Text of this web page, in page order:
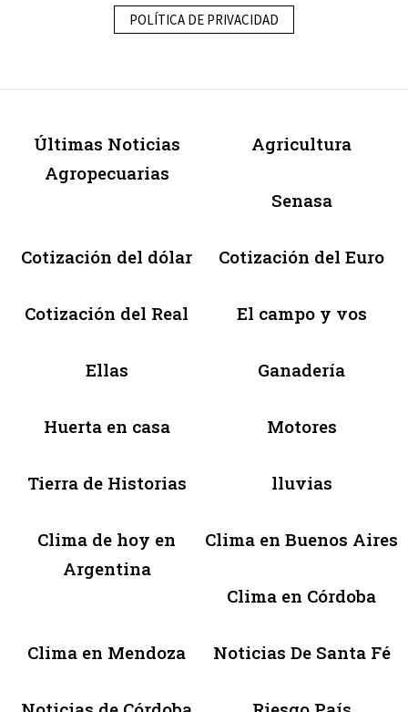
POLÍTICA DE PRIVACIDAD
Últimas Noticias
Agropecuarias
Agricultura
Senasa
Cotización del dólar Cotización del Euro
Cotización del Real El campo y vos
Ellas Ganadería
Huerta en casa Motores
Tierra de Historias lluvias
Clima de hoy en
Argentina
Clima en Buenos Aires
Clima en Córdoba
Clima en Mendoza Noticias De Santa Fé